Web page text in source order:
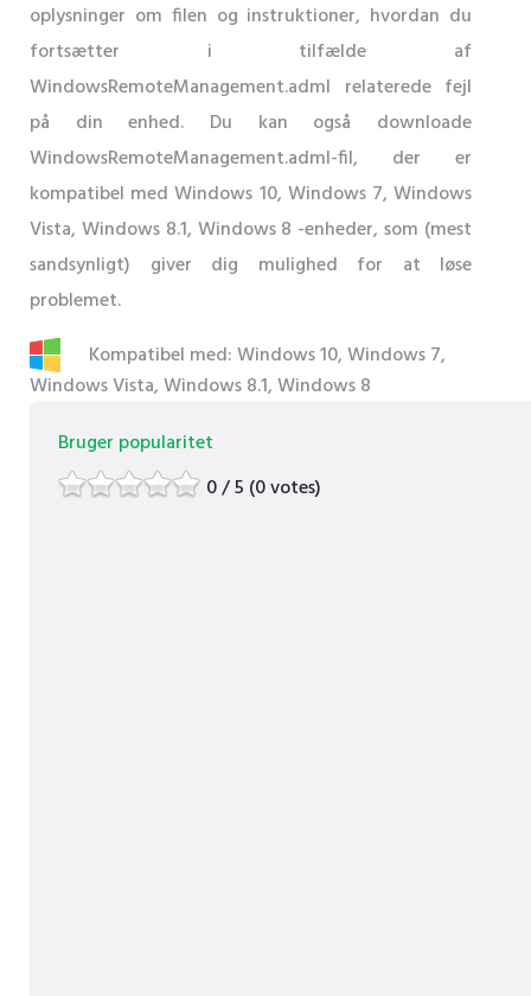
oplysninger om filen og instruktioner, hvordan du
fortsætter i tilfælde af
WindowsRemoteManagement.adml relaterede fejl
på din enhed. Du kan også downloade
WindowsRemoteManagement.adml-fil, der er
kompatibel med Windows 10, Windows 7, Windows
Vista, Windows 8.1, Windows 8 -enheder, som (mest
sandsynligt) giver dig mulighed for at løse
problemet.
Kompatibel med: Windows 10, Windows 7,
Windows Vista, Windows 8.1, Windows 8
Bruger popularitet
0 / 5 (0 votes)